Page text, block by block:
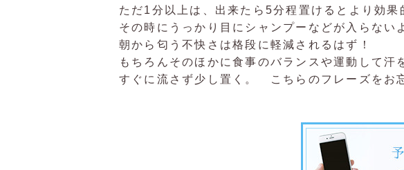
ただ1分以上は、出来たら5分程置けるとより効
その時にうっかり目にシャンプーなどが入らない
朝から匂う不快さは格段に軽減されるはず！
もちろんそのほかに食事のバランスや運動して汗
すぐに流さず少し置く。 こちらのフレーズをお